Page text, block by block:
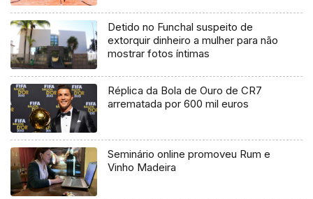
Detido no Funchal suspeito de
extorquir dinheiro a mulher para não
mostrar fotos íntimas
Réplica da Bola de Ouro de CR7
arrematada por 600 mil euros
Seminário online promoveu Rum e
Vinho Madeira